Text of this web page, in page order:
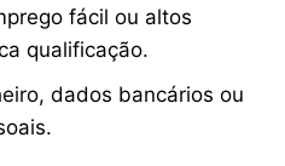
fácil ou altos
qualificação.
dados bancários ou